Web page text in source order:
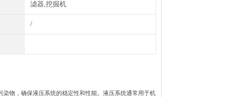
滤器,挖掘机
/
物，确保液压系统的稳定性和性能。液压系统通常用于机